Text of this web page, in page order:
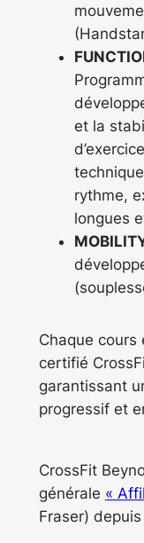
et la
rythme,
longues
Chaque cours
certifié
garantissant
progressif et
CrossFit
générale «
Fraser)